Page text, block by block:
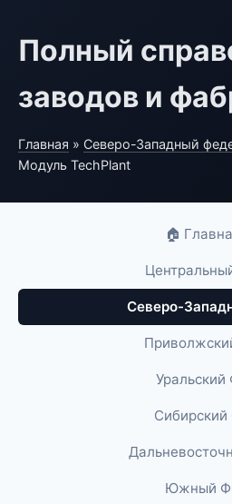
Полный
заводов и
Главная » Северо-Западный
Модуль TechPlant
🏠
Северо-
Южный